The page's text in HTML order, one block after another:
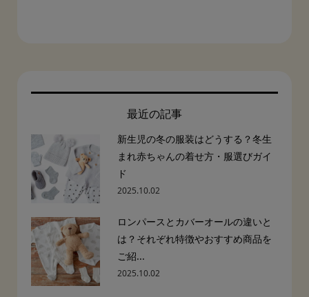
最近の記事
新生児の冬の服装はどうする？冬生
まれ赤ちゃんの着せ方・服選びガイ
ド
2025.10.02
ロンパースとカバーオールの違いと
は？それぞれ特徴やおすすめ商品を
ご紹...
2025.10.02